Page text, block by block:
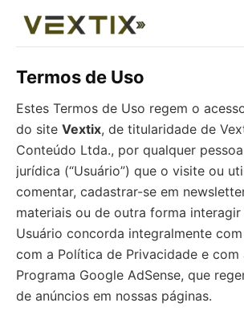
Termos de Uso
Estes Termos de Uso regem o
do site Vextix, de titularidade de
Conteúdo Ltda., por qualquer
jurídica (“Usuário”) que o visite ou
comentar, cadastrar-se em
materiais ou de outra forma
Usuário concorda integralmente
com a Política de Privacidade e com
Programa Google AdSense, que
de anúncios em nossas páginas.